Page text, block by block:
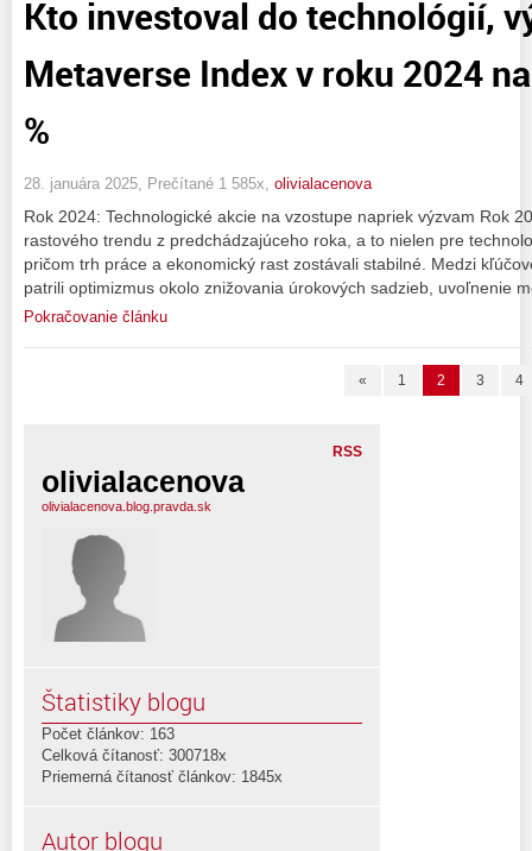
Kto investoval do technológií,
Metaverse Index v roku 2024
%
28. januára 2025, Prečítané 1 585x, olivialacenova
Rok 2024: Technologické akcie na vzostupe napriek výzvam Rok
rastového trendu z predchádzajúceho roka, a to nielen pre
pričom trh práce a ekonomický rast zostávali stabilné. Medzi
patrili optimizmus okolo znižovania úrokových sadzieb, uvoľnenie
Pokračovanie článku
« 1 2 3 4
RSS
olivialacenova
olivialacenova.blog.pravda.sk
Štatistiky blogu
Počet článkov: 163
Celková čítanosť: 300718x
Priemerná čítanosť článkov: 1845x
Autor blogu